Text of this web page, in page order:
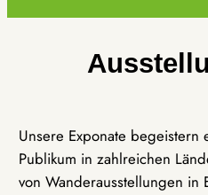
Unsere Exponate begeistern
Publikum in zahlreichen
von Wanderausstellungen